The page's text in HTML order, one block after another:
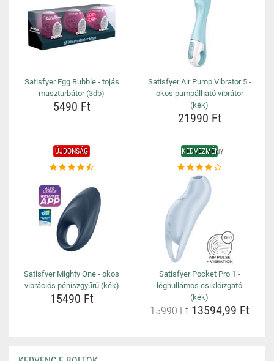
Satisfyer Egg Bubble - tojás
maszturbátor (3db)
5490 Ft
Satisfyer Air Pump Vibrator 5 -
okos pumpálható vibrátor
(kék)
21990 Ft
ÚJDONSÁG
Satisfyer Mighty One - okos
vibrációs péniszgyűrű (kék)
15490 Ft
KEDVEZMÉNY
Satisfyer Pocket Pro 1 -
léghullámos csiklóizgató
(kék)
15990 Ft13594,99 Ft